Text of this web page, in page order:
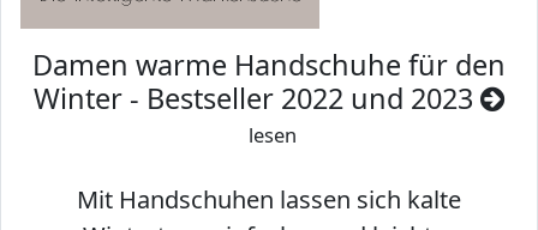
Damen warme Handschuhe für den
Winter - Bestseller 2022 und 2023
lesen
Mit Handschuhen lassen sich kalte